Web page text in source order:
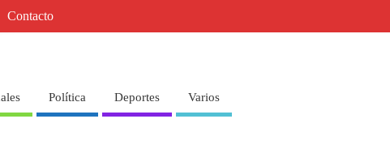
Contacto
Política Deportes Varios